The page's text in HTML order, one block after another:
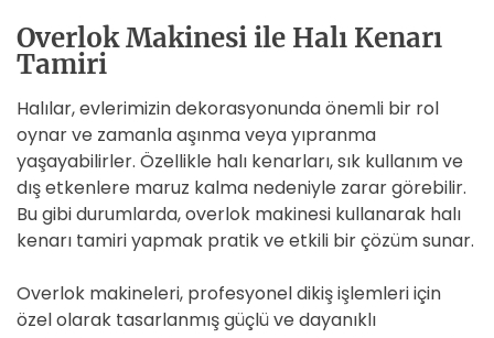
Overlok Makinesi ile Halı Kenarı
Tamiri
Halılar, evlerimizin dekorasyonunda önemli bir rol
oynar ve zamanla aşınma veya yıpranma
yaşayabilirler. Özellikle halı kenarları, sık kullanım ve
dış etkenlere maruz kalma nedeniyle zarar görebilir.
Bu gibi durumlarda, overlok makinesi kullanarak halı
kenarı tamiri yapmak pratik ve etkili bir çözüm sunar.
Overlok makineleri, profesyonel dikiş işlemleri için
özel olarak tasarlanmış güçlü ve dayanıklı